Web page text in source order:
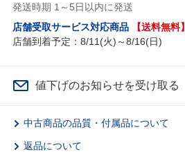
発送時期 1～5日以内に発送
店舗受取サービス対応商品
【送料無料】
店舗到着予定：8/11(火)～8/16(日)
値下げのお知らせを受け取る
中古商品の品質・付属品について
返品について